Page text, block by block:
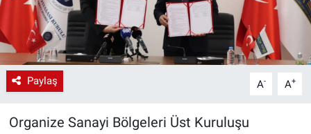
Paylaş A- A+
Organize Sanayi Bölgeleri Üst Kuruluşu